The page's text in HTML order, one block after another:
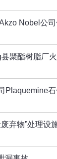
Nobel公
聚酯树脂厂
Plaquemine
弃物”处理设